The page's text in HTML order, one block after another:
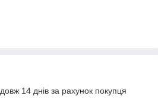
14 днів за рахунок покупця